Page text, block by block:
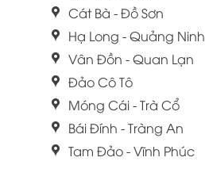
Cát Bà - Đồ Sơn
Hạ Long - Quảng Ninh
Vân Đồn - Quan Lạn
Đảo Cô Tô
Móng Cái - Trà Cổ
Bái Đính - Tràng An
Tam Đảo - Vĩnh Phúc